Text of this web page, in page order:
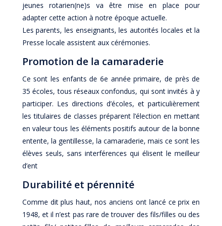
jeunes rotarien(ne)s va être mise en place pour
adapter cette action à notre époque actuelle.
Les parents, les enseignants, les autorités locales et la
Presse locale assistent aux cérémonies.
Promotion de la camaraderie
Ce sont les enfants de 6e année primaire, de près de
35 écoles, tous réseaux confondus, qui sont invités à y
participer. Les directions d’écoles, et particulièrement
les titulaires de classes préparent l’élection en mettant
en valeur tous les éléments positifs autour de la bonne
entente, la gentillesse, la camaraderie, mais ce sont les
élèves seuls, sans interférences qui élisent le meilleur
d’ent
Durabilité et pérennité
Comme dit plus haut, nos anciens ont lancé ce prix en
1948, et il n’est pas rare de trouver des fils/filles ou des